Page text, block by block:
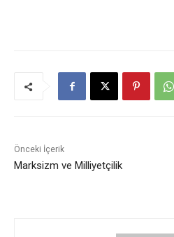
Önceki İçerik
Marksizm ve Milliyetçilik